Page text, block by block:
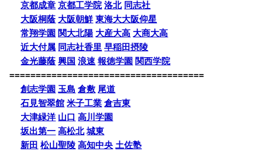
京都成章 京都工学院 洛北 同志社
大阪桐蔭 大阪朝鮮 東海大大阪仰星
常翔学園 関大北陽 大産大高 大商大高
近大付属 同志社香里 早稲田摂陵
金光藤蔭 興国 浪速 報徳学園 関西学院
=====================================
創志学園 玉島 倉敷 尾道
石見智翠館 米子工業 倉吉東
大津緑洋 山口 高川学園
坂出第一 高松北 城東
新田 松山聖陵 高知中央 土佐塾